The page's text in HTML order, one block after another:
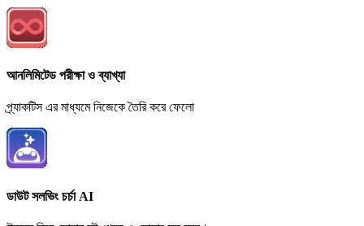
আনলিমিটেড পরীক্ষা ও ব্যাখ্যা
প্র্যাকটিস এর মাধ্যমে নিজেকে তৈরি করে ফেলো
ডাউট সলভিং চর্চা AI